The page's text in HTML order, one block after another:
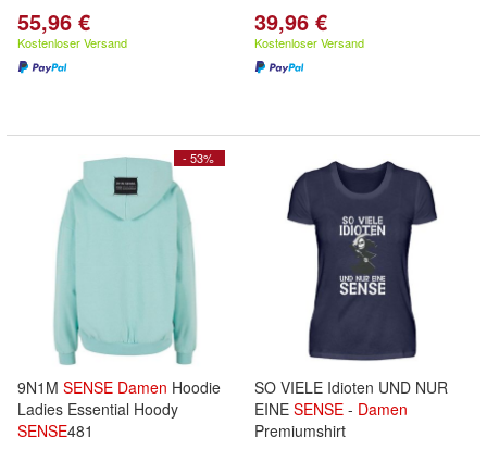
55,96 €
Kostenloser Versand
39,96 €
Kostenloser Versand
- 53%
9N1M SENSE Damen Hoodie
Ladies Essential Hoody
SENSE481
SO VIELE Idioten UND NUR
EINE SENSE - Damen
Premiumshirt